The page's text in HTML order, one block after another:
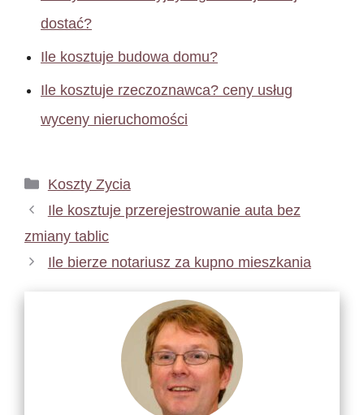
dostać?
Ile kosztuje budowa domu?
Ile kosztuje rzeczoznawca? ceny usług
wyceny nieruchomości
Kategorie
Koszty Zycia
Ile kosztuje przerejestrowanie auta bez
zmiany tablic
Ile bierze notariusz za kupno mieszkania